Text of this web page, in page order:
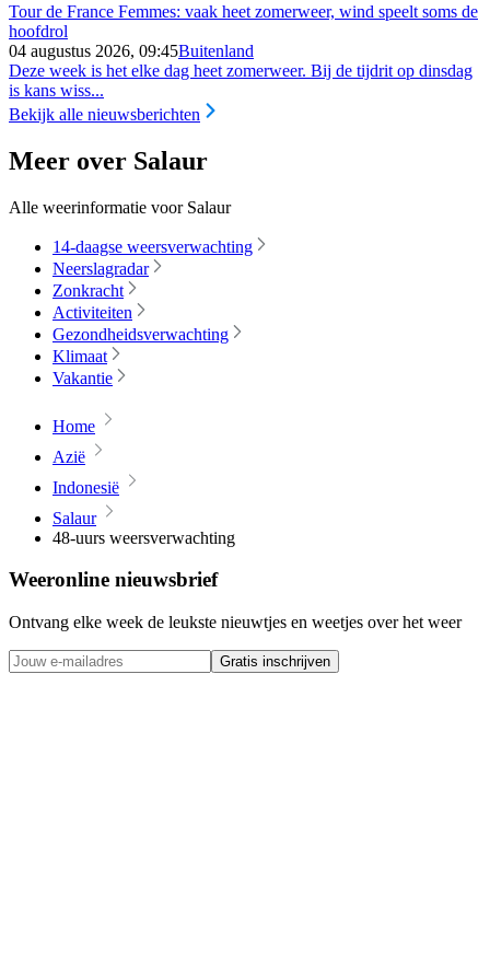
Tour de France Femmes: vaak heet zomerweer, wind speelt soms de
hoofdrol
04 augustus 2026, 09:45Buitenland
Deze week is het elke dag heet zomerweer. Bij de tijdrit op dinsdag
is kans wiss...
Bekijk alle nieuwsberichten
Meer over Salaur
Alle weerinformatie voor Salaur
14-daagse weersverwachting
Neerslagradar
Zonkracht
Activiteiten
Gezondheidsverwachting
Klimaat
Vakantie
Home
Azië
Indonesië
Salaur
48-uurs weersverwachting
Weeronline nieuwsbrief
Ontvang elke week de leukste nieuwtjes en weetjes over het weer
Gratis inschrijven